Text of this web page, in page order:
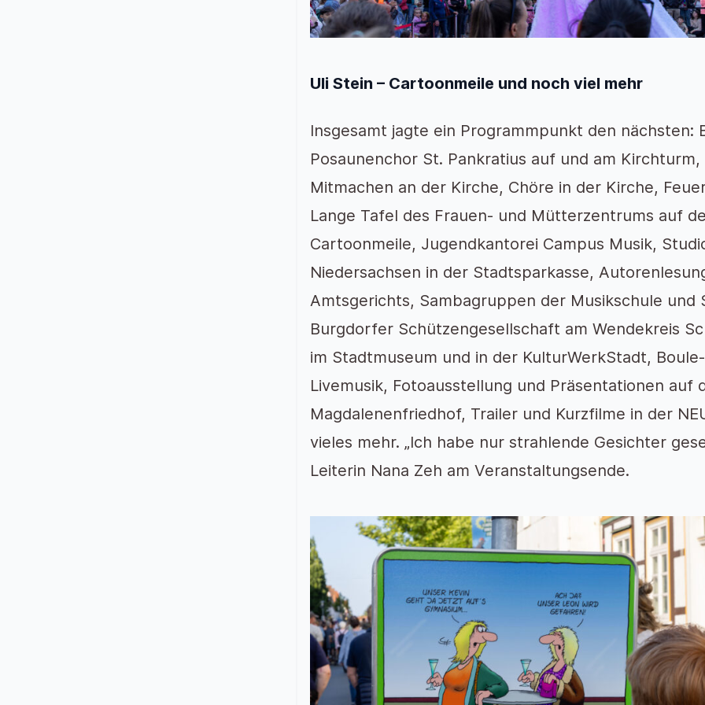
Uli Stein – Cartoonmeile und noch viel mehr
Insgesamt jagte ein Programmpunkt den nächsten:
Posaunenchor St. Pankratius auf und am
Mitmachen an der Kirche, Chöre in der Kirche,
Lange Tafel des Frauen- und Mütterzentrums auf
Cartoonmeile, Jugendkantorei Campus Musik,
Niedersachsen in der Stadtsparkasse,
Amtsgerichts, Sambagruppen der Musikschule und
Burgdorfer Schützengesellschaft am Wendekreis
im Stadtmuseum und in der KulturWerkStadt,
Livemusik, Fotoausstellung und Präsentationen auf
Magdalenenfriedhof, Trailer und Kurzfilme in der
vieles mehr. „Ich habe nur strahlende Gesichter
Leiterin Nana Zeh am Veranstaltungsende.